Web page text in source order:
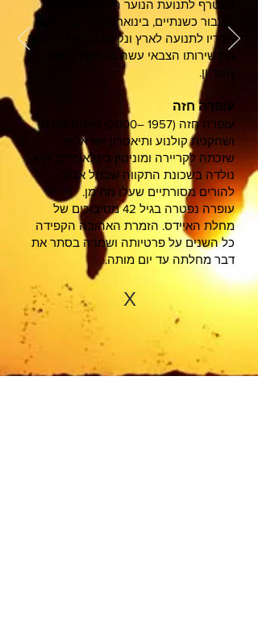
X
הצטרף לתנועת הנוער השומר הצעיר
וכעבור כשנתיים, בינואר
חבריו לתנועה לארץ ונקלט בקיבוץ רוחמה.
את שירותו הצבאי עשה ב
השריון.
עופרה חזה
עופרה חזה (1957 –2000) הייתה זמרת
ושחקנית קולנוע ותיאטרון ישראלית
שזכתה לקריירה ומוניטין בינלאומיים. היא
נולדה בשכונת התקווה שבתל אביב
להורים מסורתיים שעלו מתימן.
עופרה נפטרה בגיל 42 מסיבוכים של
מחלת האיידס. הזמרת האהובה הקפידה
כל השנים על פרטיותה ושמרה בסתר את
דבר מחלתה עד יום מותה.